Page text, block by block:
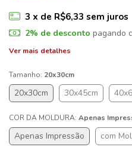
3 x de R$6,33 sem juros
2% de desconto pagando
Ver mais detalhes
Tamanho: 20x30cm
20x30cm 30x45cm
COR DA MOLDURA: Apenas
Apenas Impressão com